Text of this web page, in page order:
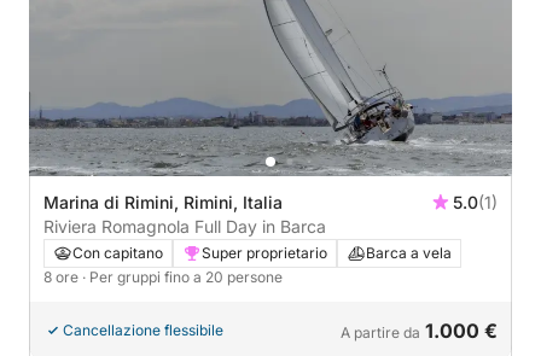
Marina di Rimini, Rimini, Italia 5.0(1)
Riviera Romagnola Full Day in Barca
Con capitano Super proprietario
Barca a vela
8 ore · Per gruppi fino a 20 persone
Cancellazione flessibile A partire da 1.000 €